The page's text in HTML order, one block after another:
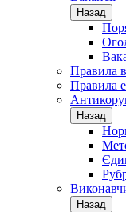
Назад
Правила
Правила
Назад
Назад